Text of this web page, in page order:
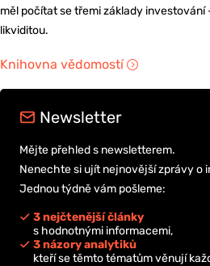
měl počítat se třemi základy investování
likviditou.
Knihovna vědomostí
Newsletter
Mějte přehled s newsletterem.
Nenechte si ujít nejnovější zprávy o
Jednou týdně vám pošleme:
3 nejčtenější články
s hodnotnými informacemi,
3 názory analytiků
kteří se těmto tématům věnují